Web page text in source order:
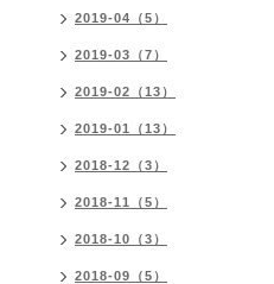
2019-04（5）
2019-03（7）
2019-02（13）
2019-01（13）
2018-12（3）
2018-11（5）
2018-10（3）
2018-09（5）